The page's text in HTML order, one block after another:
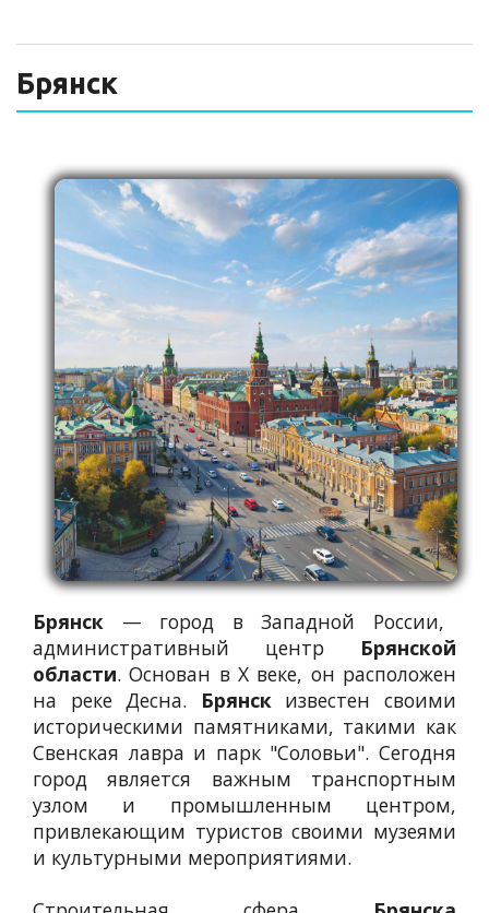
СТРОИТЕЛЬНЫЙ АУДИТ
НОРМАТИВНЫЕ ДОКУМЕНТЫ
О НАС
ПРЕССА
РЕЕСТРЫ
Брянск
Брянск — город в Западной России,
административный центр Брянской
области. Основан в X веке, он расположен
на реке Десна. Брянскизвестен своими
историческими памятниками, такими как
Свенская лавра и парк "Соловьи". Сегодня
город является важным транспортным
узлом и промышленным центром,
привлекающим туристов своими музеями
и культурными мероприятиями.